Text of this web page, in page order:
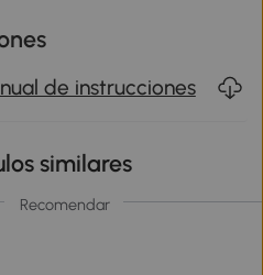
de instrucciones
similares
Recomendar